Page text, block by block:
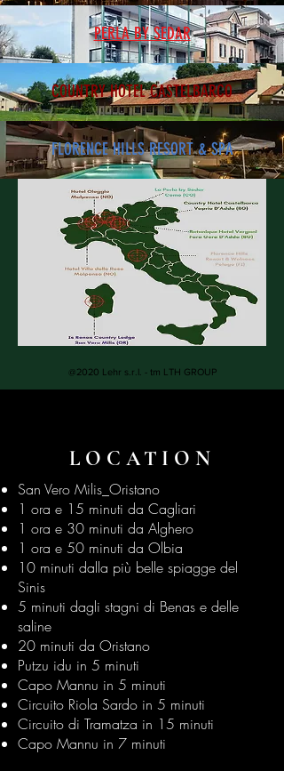
PERLA BY SEDAR
COUNTRY HOTEL CASTELBARCO
FLORENCE HILLS RESORT & SPA
@2020 Lehr s.r.l. - tm LTH GROUP
LOCATION
San Vero Milis_Oristano
1 ora e 15 minuti da Cagliari
1 ora e 30 minuti da Alghero
1 ora e 50 minuti da Olbia
10 minuti dalla più belle spiagge del
Sinis
5 minuti dagli stagni di Benas e delle
saline
20 minuti da Oristano
Putzu idu in 5 minuti
Capo Mannu in 5 minuti
Circuito Riola Sardo in 5 minuti
Circuito di Tramatza in 15 minuti
Capo Mannu in 7 minuti